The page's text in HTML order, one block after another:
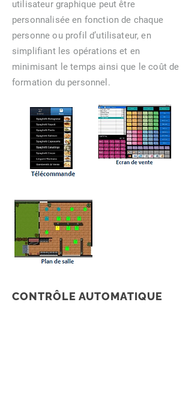
utilisateur graphique peut être
personnalisée en fonction de chaque
personne ou profil d’utilisateur, en
simplifiant les opérations et en
minimisant le temps ainsi que le coût de
formation du personnel.
CONTRÔLE AUTOMATIQUE